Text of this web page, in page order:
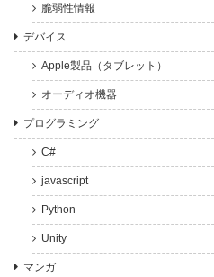
脆弱性情報
デバイス
Apple製品（タブレット）
オーディオ機器
プログラミング
C#
javascript
Python
Unity
マンガ